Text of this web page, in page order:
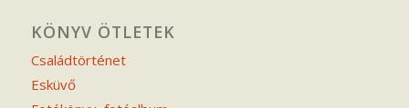
KÖNYV ÖTLETEK
Családtörténet
Esküvő